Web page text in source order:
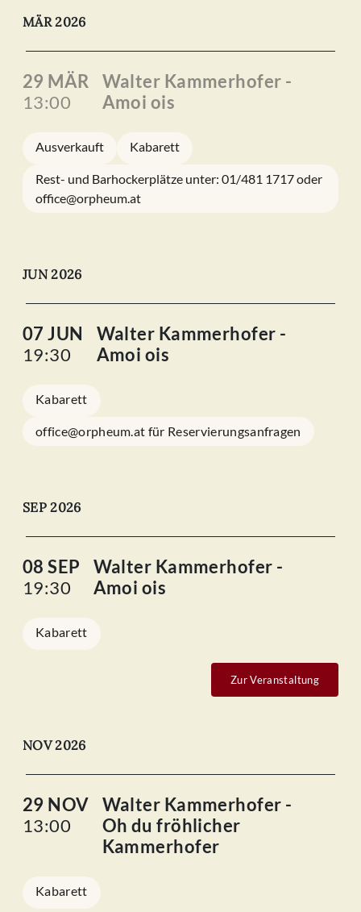
MÄR 2026
29 MÄR
13:00
Walter Kammerhofer -
Amoi ois
Ausverkauft Kabarett
Rest- und Barhockerplätze unter: 01/481 1717 oder
office@orpheum.at
JUN 2026
07 JUN
19:30
Walter Kammerhofer -
Amoi ois
Kabarett
office@orpheum.at für Reservierungsanfragen
SEP 2026
08 SEP
19:30
Walter Kammerhofer -
Amoi ois
Kabarett
Zur Veranstaltung
NOV 2026
29 NOV
13:00
Walter Kammerhofer -
Oh du fröhlicher
Kammerhofer
Kabarett